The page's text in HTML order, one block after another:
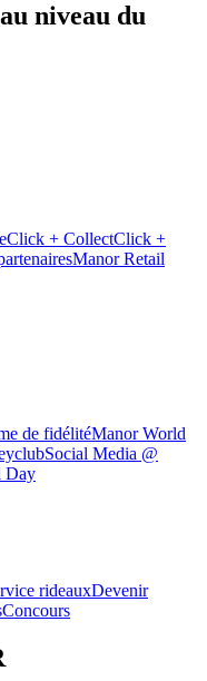
niveau du
Click + CollectClick +
Manor Retail
de fidélitéManor World
Social Media @
Day
rideauxDevenir
Concours